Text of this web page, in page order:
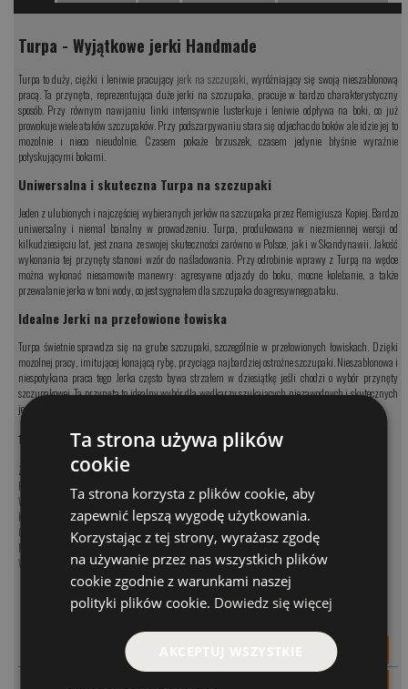
Turpa - Wyjątkowe jerki Handmade
Turpa to duży, ciężki i leniwie pracujący jerk na szczupaki , wyróżniający się swoją nieszablonową
pracą. Ta przynęta, reprezentująca duże jerki na szczupaka, pracuje w bardzo charakterystyczny
sposób. Przy równym nawijaniu linki intensywnie lusterkuje i leniwie odpływa na boki, co już
prowokuje wiele ataków szczupaków. Przy podszarpywaniu stara się odjechac do boków ale idzie jej to
mozolnie i nieco nieudolnie. Czasem pokaże brzuszek, czasem jedynie błyśnie wyraźnie
połyskującymi bokami.
Uniwersalna i skuteczna Turpa na szczupaki
Jeden z ulubionych i najczęściej wybieranych jerków na szczupaka przez Remigiusza Kopiej. Bardzo
uniwersalny i niemal banalny w prowadzeniu. Turpa, produkowana w niezmiennej wersji od
kilkudziesięciu lat, jest znana ze swojej skuteczności zarówno w Polsce, jak i w Skandynawii. Jakość
wykonania tej przynęty stanowi wzór do naśladowania. Przy odrobinie wprawy z Turpą na wędce
można wykonać niesamowite manewry: agresywne odjazdy do boku, mocne kolebanie, a także
przewalanie jerka w toni wody, co jest sygnałem dla szczupaka do agresywnego ataku.
Idealne Jerki na przełowione łowiska
Turpa świetnie sprawdza się na grube szczupaki, szczególnie w przełowionych łowiskach. Dzięki
mozolnej pracy, imitującej konającą rybę, przyciąga najbardziej ostrożne szczupaki. Nieszablonowa i
niespotykana praca tego Jerka często bywa strzałem w dziesiątkę jeśli chodzi o wybór przynęty
szczupakowej. Ta przynęta to idealny wybór dla wędkarzy szukających niezawodnych i skutecznych
jerków na szczupaka.
14cm - 88g
. Zbrojeni wkotwice BKK nr 1
Zobacz kategorię:
Przynęty na szczupaka
Woblery na szczupaka
Koguty na szczupaka
Obrotówki na szczupaka
Muchy na szczupaka
Wahadłówki na szczupaka
127.00 PLN - + PARAMETRY
Ta strona używa plików
cookie
Ta strona korzysta z plików cookie, aby
zapewnić lepszą wygodę użytkowania.
Korzystając z tej strony, wyrażasz zgodę
na używanie przez nas wszystkich plików
cookie zgodnie z warunkami naszej
polityki plików cookie. Dowiedz się więcej
AKCEPTUJ WSZYSTKIE